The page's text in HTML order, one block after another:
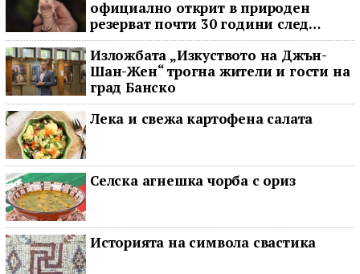
официално открит в природен
резерват почти 30 години след
последното му наблюдение
Изложбата „Изкуството на Джън-
Шан-Жен“ трогна жители и гости на
град Банско
Лека и свежа картофена салата
Селска агнешка чорба с ориз
Историята на символа свастика